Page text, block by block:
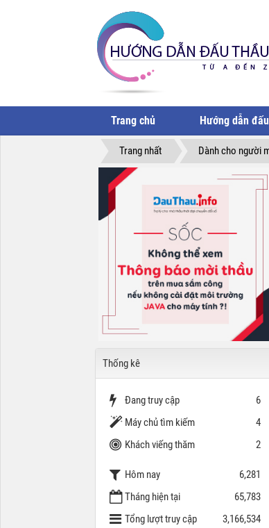
Trang chủ Hướng dẫn
Trang nhất Dành cho người
Thống kê
Đang truy cập
6
Máy chủ tìm kiếm
4
Khách viếng thăm
2
Hôm nay
6,281
Tháng hiện tại
65,783
Tổng lượt truy cập
3,166,534